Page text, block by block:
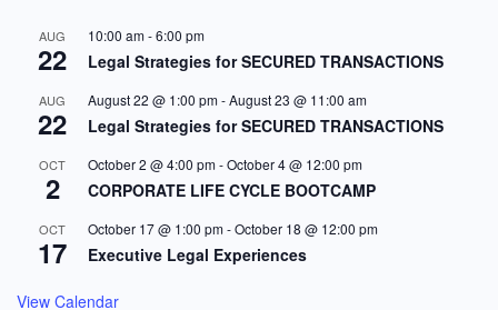
AUG
22
10:00 am-6:00 pm
Legal Strategies for SECURED TRANSACTIONS
AUG
22
August 22 @ 1:00 pm-August 23 @ 11:00 am
Legal Strategies for SECURED TRANSACTIONS
OCT
2
October 2 @ 4:00 pm-October 4 @ 12:00 pm
CORPORATE LIFE CYCLE BOOTCAMP
OCT
17
October 17 @ 1:00 pm-October 18 @ 12:00 pm
Executive Legal Experiences
View Calendar